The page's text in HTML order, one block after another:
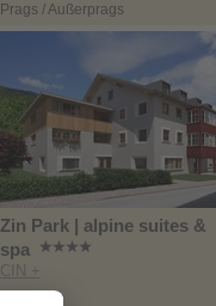
Prags / Außerprags
Zin Park | alpine suites &
spa
CIN +
Innichen